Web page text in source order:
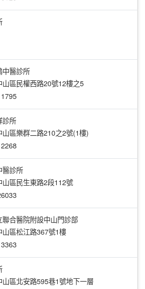
中醫診所
山區民權西路20號12樓之5
診所
山區樂群二路210之2號(1樓)
醫診所
山區民生東路2段112號
聯合醫院附設中山門診部
山區松江路367號1樓
山區北安路595巷1號地下一層